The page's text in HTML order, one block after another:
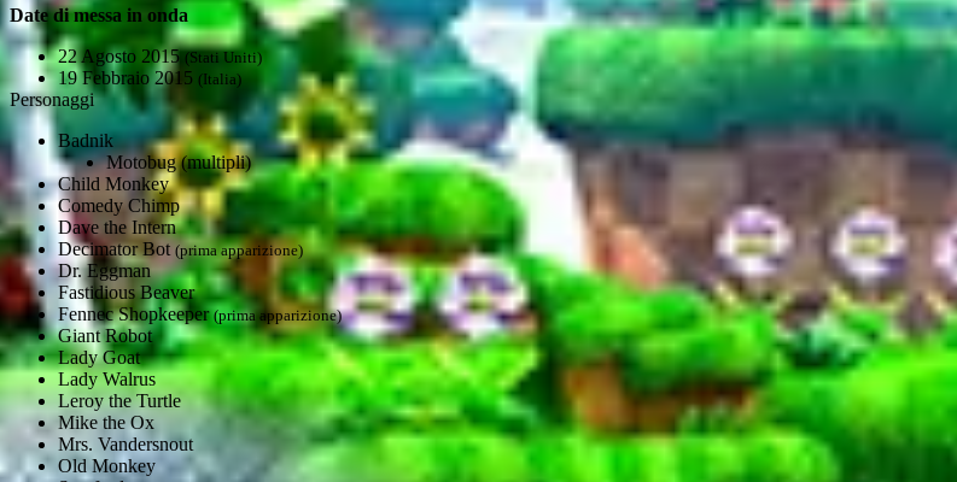
Date di messa in onda
22 Agosto 2015(Stati Uniti)
19 Febbraio 2015 (Italia)
Personaggi
Badnik
Motobug (multipli)
Child Monkey
Comedy Chimp
Dave the Intern
Decimator Bot (prima apparizione)
Dr. Eggman
Fastidious Beaver
Fennec Shopkeeper(prima apparizione)
Giant Robot
Lady Goat
Lady Walrus
Leroy the Turtle
Mike the Ox
Mrs. Vandersnout
Old Monkey